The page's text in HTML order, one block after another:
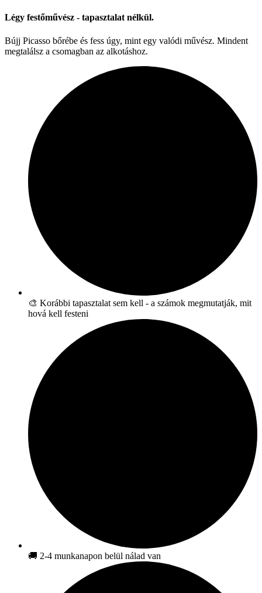
Légy festőművész - tapasztalat nélkül.
Bújj Picasso bőrébe és fess úgy, mint egy valódi művész. Mindent
megtalálsz a csomagban az alkotáshoz.
🎨 Korábbi tapasztalat sem kell - a számok megmutatják, mit
hová kell festeni
🚚 2-4 munkanapon belül nálad van